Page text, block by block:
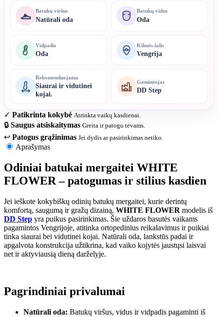
Batukų viršus
Natūrali oda
Batukų vidus
Oda
Vidpadis
Oda
Kilmės šalis
Vengrija
Rekomenduojama
Siaurai ir vidutinei
kojai.
Gamintojas
DD Step
✓ Patikrinta kokybė Atrinkta vaikų kasdienai.
🔒 Saugus atsiskaitymas Greita ir patogu tėvams.
↩ Patogus grąžinimas Jei dydis ar pasirinkimas netiko.
Aprašymas
Odiniai batukai mergaitei WHITE
FLOWER – patogumas ir stilius kasdien
Jei ieškote kokybiškų odinių batukų mergaitei, kurie derintų
komfortą, saugumą ir gražų dizainą, WHITE FLOWER modelis iš
DD Step yra puikus pasirinkimas. Šie uždaros basutės vaikams
pagamintos Vengrijoje, atitinka ortopedinius reikalavimus ir puikiai
tinka siaurai bei vidutinei kojai. Natūrali oda, lankstūs padai ir
apgalvota konstrukcija užtikrina, kad vaiko kojytės jaustųsi laisvai
net ir aktyviausią dieną darželyje.
Pagrindiniai privalumai
Natūrali oda: Batukų viršus, vidus ir vidpadis pagaminti iš